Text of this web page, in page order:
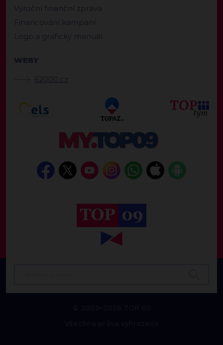
Výroční finanční zpráva
Financování kampaní
Logo a grafický manuál
WEBY
62000.cz